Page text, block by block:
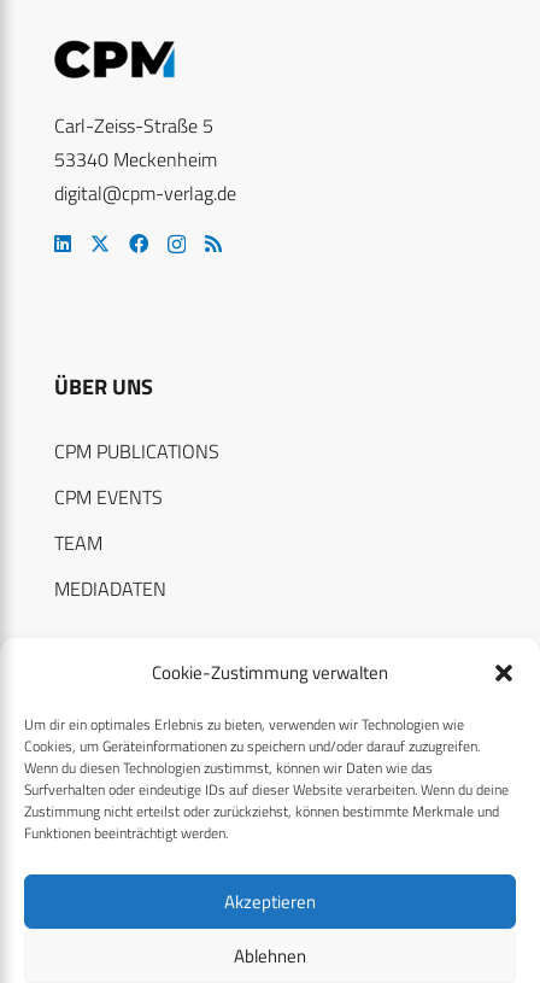
Cookie-Zustimmung verwalten
Um dir ein optimales Erlebnis zu bieten, verwenden wir Technologien wie
Cookies, um Geräteinformationen zu speichern und/oder darauf zuzugreifen.
Wenn du diesen Technologien zustimmst, können wir Daten wie das
Surfverhalten oder eindeutige IDs auf dieser Website verarbeiten. Wenn du deine
Zustimmung nicht erteilst oder zurückziehst, können bestimmte Merkmale und
Funktionen beeinträchtigt werden.
Akzeptieren
Ablehnen
Carl-Zeiss-Straße 5
53340 Meckenheim
digital@cpm-verlag.de
ÜBER UNS
CPM PUBLICATIONS
CPM EVENTS
TEAM
MEDIADATEN
RECHTLICHES
Datenschutzerklärung
Cookie-Richtlinie (EU)